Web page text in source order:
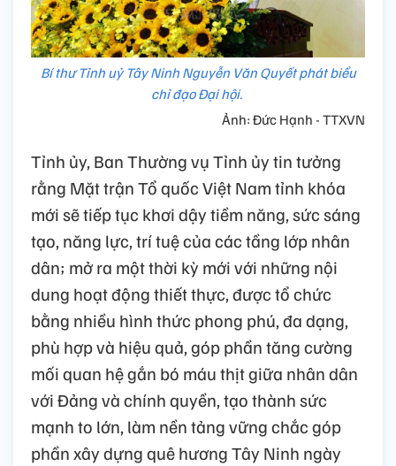
Bí thư Tỉnh uỷ Tây Ninh Nguyễn Văn Quyết phát biểu
chỉ đạo Đại hội.
Ảnh: Đức Hạnh - TTXVN
Tỉnh ủy, Ban Thường vụ Tỉnh ủy tin tưởng
rằng Mặt trận Tổ quốc Việt Nam tỉnh khóa
mới sẽ tiếp tục khơi dậy tiềm năng, sức sáng
tạo, năng lực, trí tuệ của các tầng lớp nhân
dân; mở ra một thời kỳ mới với những nội
dung hoạt động thiết thực, được tổ chức
bằng nhiều hình thức phong phú, đa dạng,
phù hợp và hiệu quả, góp phần tăng cường
mối quan hệ gắn bó máu thịt giữa nhân dân
với Đảng và chính quyền, tạo thành sức
mạnh to lớn, làm nền tảng vững chắc góp
phần xây dựng quê hương Tây Ninh ngày